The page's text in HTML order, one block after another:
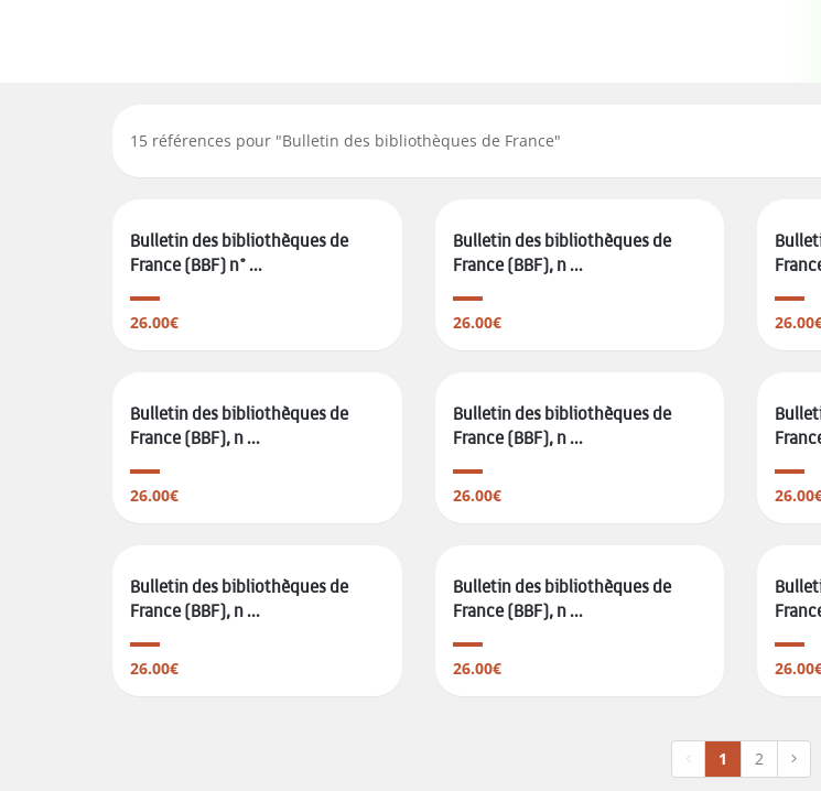
15 références pour "Bulletin des bibliothèques de France"
Bulletin des bibliothèques de
France (BBF) n° ...
26.00€
Bulletin des bibliothèques de
France (BBF), n ...
26.00€
Bulletin des bibliothèques de
France (BBF), n ...
26.00€
Bulletin des bibliothèques de
France (BBF), n ...
26.00€
Bulletin des bibliothèques de
France (BBF), n ...
26.00€
Bulletin des bibliothèques de
France (BBF), n ...
26.00€
1 2